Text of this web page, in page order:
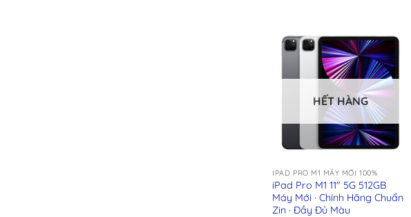
+
HẾT HÀNG
IPAD PRO M1 MÁY MỚI 100%
iPad Pro M1 11″ 5G 512GB
Máy Mới · Chính Hãng Chuẩn
Zin · Đầy Đủ Màu